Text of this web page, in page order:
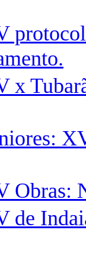
x
Obras:
de